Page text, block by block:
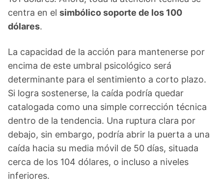
centra en el simbólico soporte de los 100
dólares.
La capacidad de la acción para mantenerse por
encima de este umbral psicológico será
determinante para el sentimiento a corto plazo.
Si logra sostenerse, la caída podría quedar
catalogada como una simple corrección técnica
dentro de la tendencia. Una ruptura clara por
debajo, sin embargo, podría abrir la puerta a una
caída hacia su media móvil de 50 días, situada
cerca de los 104 dólares, o incluso a niveles
inferiores.